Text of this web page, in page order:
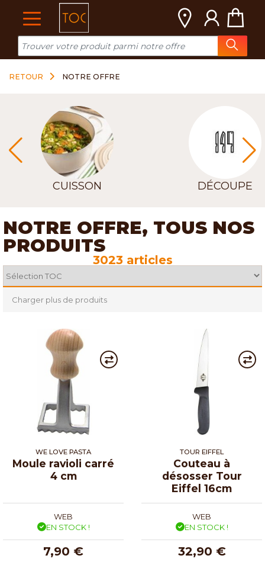
RETOUR NOTRE OFFRE
CUISSON DÉCOUPE
NOTRE OFFRE, TOUS NOS
PRODUITS
3023 articles
Charger plus de produits
WE LOVE PASTA
Moule ravioli carré
4 cm
WEB
EN STOCK !
7,90 €
TOUR EIFFEL
Couteau à
désosser Tour
Eiffel 16cm
WEB
EN STOCK !
32,90 €
Cookies management panel